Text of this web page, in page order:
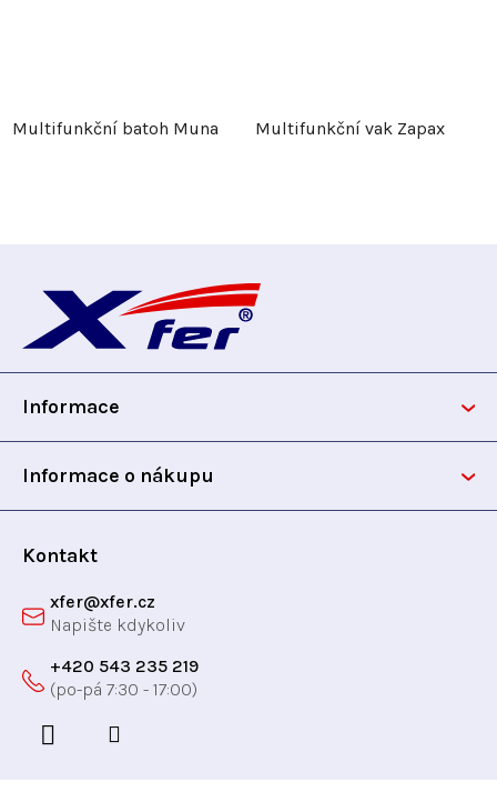
Multifunkční batoh Muna Multifunkční vak Zapax
p
Informace
Informace o nákupu
Kontakt
xfer@xfer.cz
+420 543 235 219